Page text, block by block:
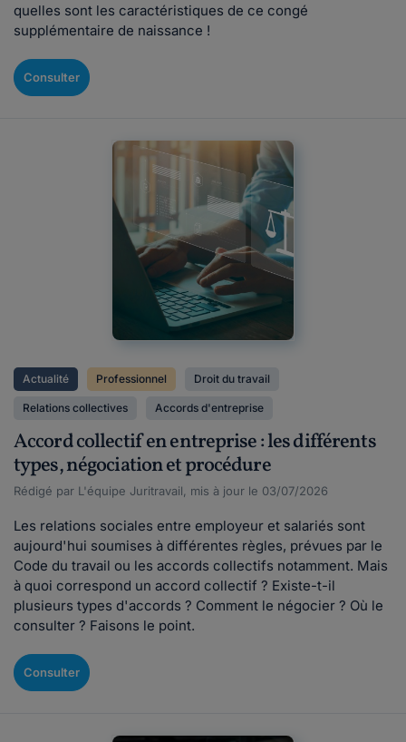
quelles sont les caractéristiques de ce congé
supplémentaire de naissance !
Consulter
Actualité Professionnel Droit du travail
Relations collectives Accords d'entreprise
Accord collectif en entreprise : les différents
types, négociation et procédure
Rédigé par L'équipe Juritravail, mis à jour le 03/07/2026
Les relations sociales entre employeur et salariés sont
aujourd'hui soumises à différentes règles, prévues par le
Code du travail ou les accords collectifs notamment. Mais
à quoi correspond un accord collectif ? Existe-t-il
plusieurs types d'accords ? Comment le négocier ? Où le
consulter ? Faisons le point.
Consulter